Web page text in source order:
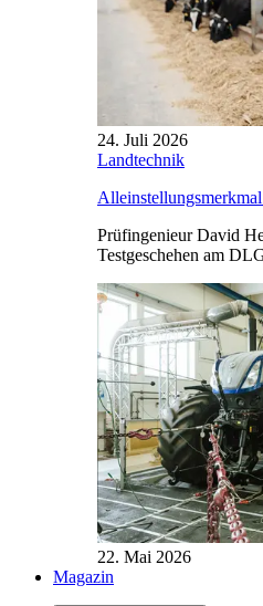
24. Juli 2026
Landtechnik
Prüfingenieur David
Testgeschehen am
22. Mai 2026
Magazin